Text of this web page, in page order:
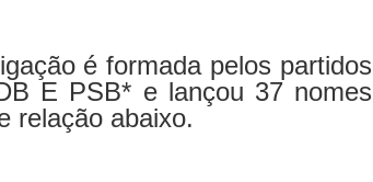
é formada pelos partidos
E PSB* e lançou 37 nomes
relação abaixo.